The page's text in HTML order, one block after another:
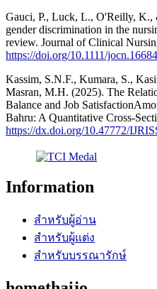
Gauci, P., Luck, L., O'Reilly, K.,
gender discrimination in the
review. Journal of Clinical
https://doi.org/10.1111/jocn.16684
Kassim, S.N.F., Kumara, S.,
Masran, M.H. (2025). The
Balance and Job
Bahru: A Quantitative Cross-
https://dx.doi.org/10.47772/
Information
สำหรับผู้อ่าน
สำหรับผู้แต่ง
สำหรับบรรณารักษ์